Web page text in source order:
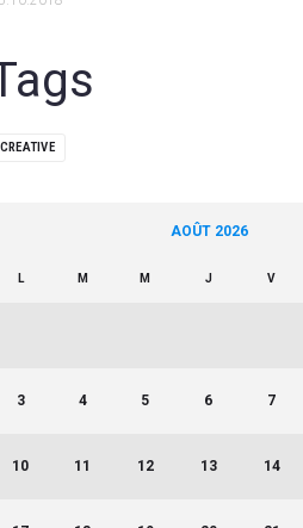
CREATIVE
AOÛT 2026
L M M J V
3 4 5 6 7
10 11 12 13 14